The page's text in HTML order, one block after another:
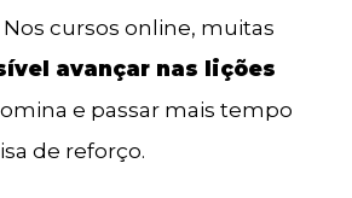
cursos online, muitas
avançar nas lições
e passar mais tempo
de reforço.